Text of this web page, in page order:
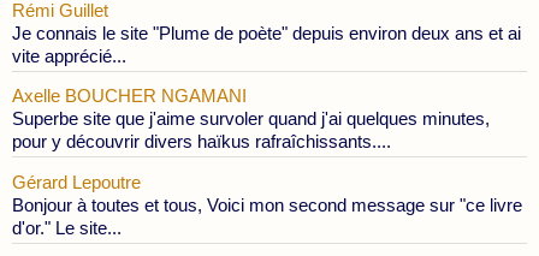
Rémi Guillet
Je connais le site "Plume de poète" depuis environ deux ans et ai
vite apprécié...
Axelle BOUCHER NGAMANI
Superbe site que j'aime survoler quand j'ai quelques minutes,
pour y découvrir divers haïkus rafraîchissants....
Gérard Lepoutre
Bonjour à toutes et tous, Voici mon second message sur "ce livre
d'or." Le site...